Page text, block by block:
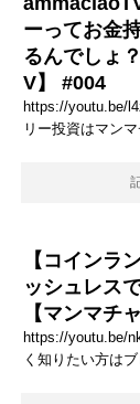
ーってお金
るんでしょ
V】 #004
https://youtu.be/
リー投資はマン
【コインラ
ッシュレス
【マンマチ
https://youtu.be/
く知りたい方は